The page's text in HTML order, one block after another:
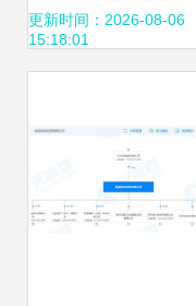
的技术创新与开发
更新时间：2026-08-06
15:18:01